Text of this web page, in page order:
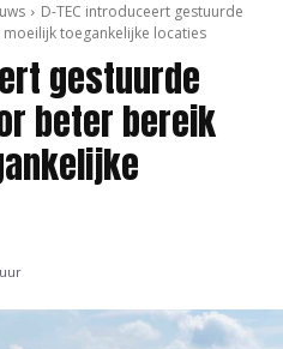
D-TEC introduceert gestuurde
toegankelijke locaties
gestuurde
beter bereik